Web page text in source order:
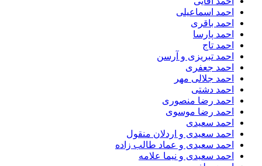
احمد اسماعیلی
احمد باقری
احمد پارسا
احمد تاج
احمد تبریزی و آرسن
احمد جعفری
احمد جلالی مهر
احمد دشتی
احمد رضا منصوری
احمد رضا موسوی
احمد سعیدی
احمد سعیدی و اردلان منقول
احمد سعیدی و عماد طالب زاده
احمد سعیدی و نیما علامه